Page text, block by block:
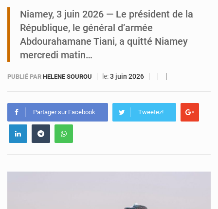
Tibiri : le dialogue, nouveau terrain de jeu pour la paix
Niamey, 3 juin 2026 — Le président de la
République, le général d’armée
Abdourahamane Tiani, a quitté Niamey
mercredi matin…
PUBLIÉ PAR HELENE SOUROU le:3 juin 2026
Partager sur Facebook Tweetez!